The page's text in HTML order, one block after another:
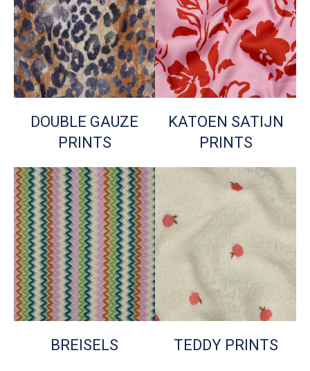
DOUBLE GAUZE
PRINTS
KATOEN SATIJN
PRINTS
BREISELS TEDDY PRINTS